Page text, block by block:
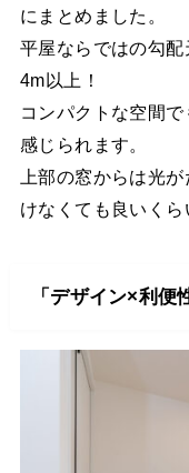
にまとめました。
平屋ならではの勾
4m以上！
コンパクトな空間
感じられます。
上部の窓からは光
けなくても良いくら
「デザイン×利